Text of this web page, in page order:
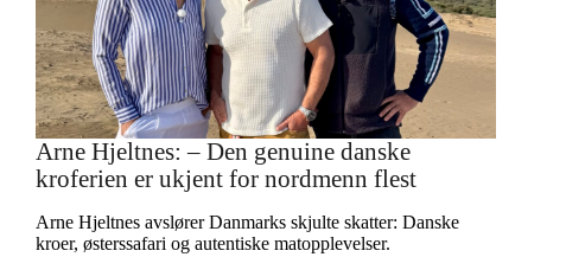
Arne Hjeltnes: – Den genuine danske
kroferien er ukjent for nordmenn flest
Arne Hjeltnes avslører Danmarks skjulte skatter: Danske
kroer, østerssafari og autentiske matopplevelser.